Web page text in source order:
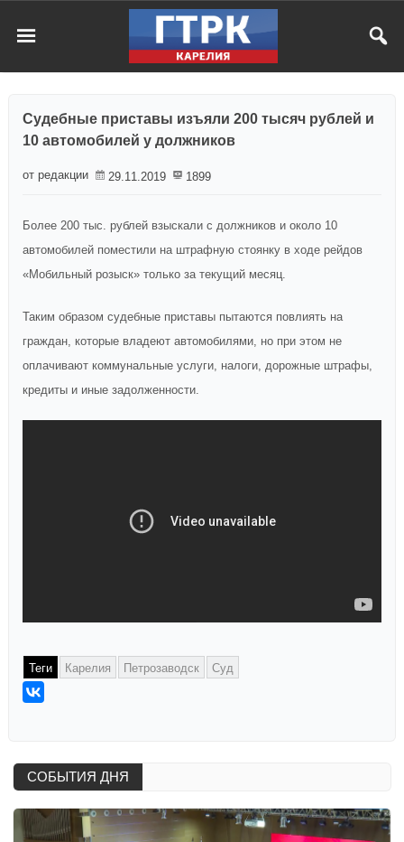
Судебные приставы изъяли 200 тысяч рублей и
10 автомобилей у должников
от редакции 29.11.2019 1899
Более 200 тыс. рублей взыскали с должников и около 10
автомобилей поместили на штрафную стоянку в ходе рейдов
«Мобильный розыск» только за текущий месяц.
Таким образом судебные приставы пытаются повлиять на
граждан, которые владеют автомобилями, но при этом не
оплачивают коммунальные услуги, налоги, дорожные штрафы,
кредиты и иные задолженности.
Теги Карелия Петрозаводск Суд
СОБЫТИЯ ДНЯ